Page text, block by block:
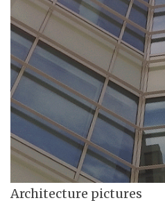
Architecture pictures